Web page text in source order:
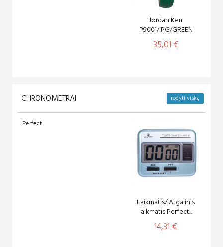
ONYX
Sponge
Jordan Kerr
P9001/IPG/GREEN
35,01 €
CHRONOMETRAI rodyti viską
Laikmatis/ Atgalinis
laikmatis Perfect...
14,31 €
Perfect